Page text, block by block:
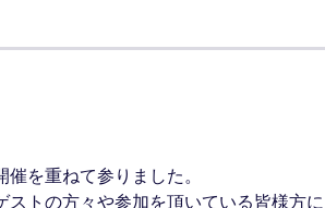
を重ねて参りました。
ストの方々や参加を頂いている皆様方